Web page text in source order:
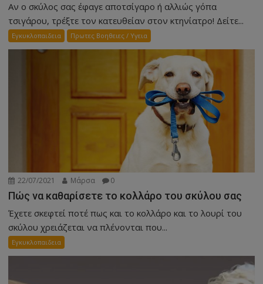
Αν ο σκύλος σας έφαγε αποτσίγαρο ή αλλιώς γόπα
τσιγάρου, τρέξτε τον κατευθείαν στον κτηνίατρο! Δείτε...
Εγκυκλοπαιδεια Πρωτες Βοηθειες / Υγεια
22/07/2021 Μάρσα 0
Πώς να καθαρίσετε το κολλάρο του σκύλου σας
Έχετε σκεφτεί ποτέ πως και το κολλάρο και το λουρί του
σκύλου χρειάζεται να πλένονται που...
Εγκυκλοπαιδεια